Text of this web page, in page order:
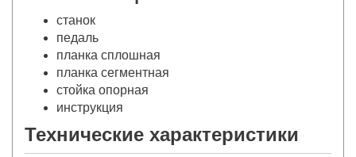
станок
педаль
планка сплошная
планка сегментная
стойка опорная
инструкция
Технические характеристики